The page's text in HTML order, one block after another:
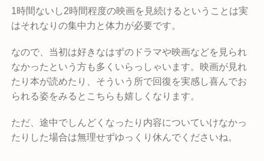
1時間ないし2時間程度の映画を見続けるということは実
はそれなりの集中力と体力が必要です。
なので、当初は好きなはずのドラマや映画などを見られ
なかったという方も多くいらっしゃいます。映画が見れ
たり本が読めたり、そういう所で回復を実感し喜んでお
られる姿をみるとこちらも嬉しくなります。
ただ、途中でしんどくなったり内容についていけなかっ
たりした場合は無理せずゆっくり休んでくださいね。